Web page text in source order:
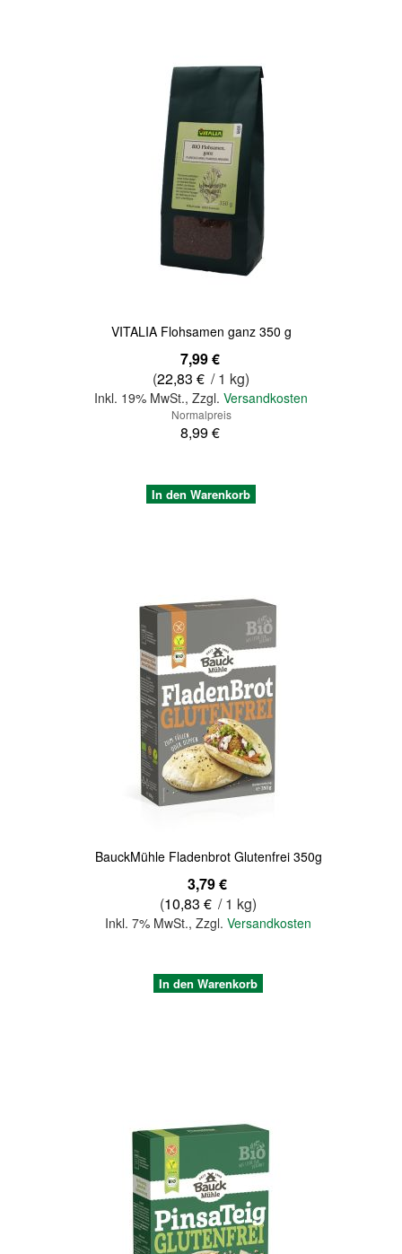
VITALIA Flohsamen ganz 350 g
7,99 €
(22,83 € / 1 kg)
Inkl. 19% MwSt., Zzgl. Versandkosten
Normalpreis
8,99 €
In den Warenkorb
BauckMühle Fladenbrot Glutenfrei 350g
3,79 €
(10,83 € / 1 kg)
Inkl. 7% MwSt.,Zzgl.Versandkosten
In den Warenkorb